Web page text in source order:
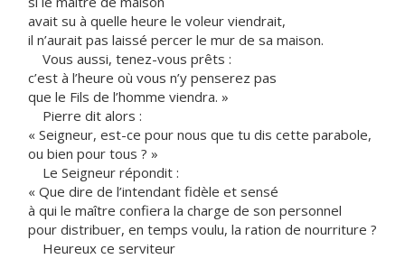
avait su à quelle heure le voleur viendrait,
il n’aurait pas laissé percer le mur de sa maison.
Vous aussi, tenez-vous prêts :
c’est à l’heure où vous n’y penserez pas
que le Fils de l’homme viendra. »
Pierre dit alors :
« Seigneur, est-ce pour nous que tu dis cette parabole,
ou bien pour tous ? »
Le Seigneur répondit :
« Que dire de l’intendant fidèle et sensé
à qui le maître confiera la charge de son personnel
pour distribuer, en temps voulu, la ration de nourriture ?
Heureux ce serviteur